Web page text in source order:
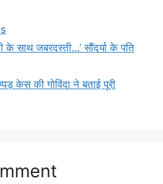
के साथ जबरदस्ती…’ सौंदर्या के पति
केस की गोविंदा ने बताई पूरी